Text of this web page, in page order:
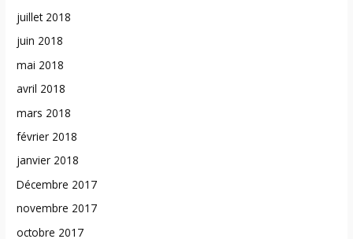
juillet 2018
juin 2018
mai 2018
avril 2018
mars 2018
février 2018
janvier 2018
Décembre 2017
novembre 2017
octobre 2017